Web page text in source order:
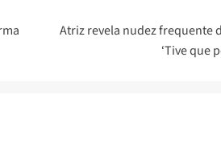
Atriz revela nudez frequente
‘Tive que